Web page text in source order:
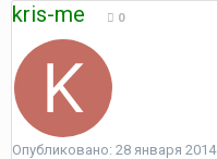
kris-me 0
Опубликовано: 28 января 2014